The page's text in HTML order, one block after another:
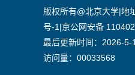
版权所有@北京大学|地
号-1|京公网安备
最后更新时间： 2026-5-
访问量： 00033568